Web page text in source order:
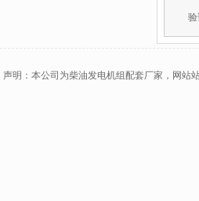
验
声明：本公司为柴油发电机组配套厂家，网站